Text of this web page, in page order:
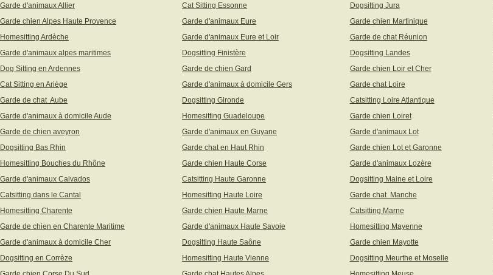
Garde d'animaux Allier
Cat Sitting Essonne Dogsitting Jura
Garde chien Alpes Haute Provence
Garde d'animaux Eure Garde chien Martinique
Homesitting Ardèche
Garde d'animaux Eure et Loir Garde de chat Réunion
Garde d'animaux alpes maritimes
Dogsitting Finistère Dogsitting Landes
Dog Sitting en Ardennes
Garde de chien Gard Garde chien Loir et Cher
Cat Sitting en Ariège
Garde d'animaux à domicile Gers Garde chat Loire
Garde de chat Aube
Dogsitting Gironde Catsitting Loire Atlantique
Garde d'animaux à domicile Aude
Homesitting Guadeloupe Garde chien Loiret
Garde de chien aveyron
Garde d'animaux en Guyane Garde d'animaux Lot
Dogsitting Bas Rhin
Garde chat en Haut Rhin Garde chien Lot et Garonne
Homesitting Bouches du Rhône
Garde chien Haute Corse Garde d'animaux Lozère
Garde d'animaux Calvados
Catsitting Haute Garonne Dogsitting Maine et Loire
Catsitting dans le Cantal
Homesitting Haute Loire Garde chat Manche
Homesitting Charente
Garde chien Haute Marne Catsitting Marne
Garde de chien en Charente Maritime
Garde d'animaux Haute Savoie Homesitting Mayenne
Garde d'animaux à domicile Cher
Dogsitting Haute Saône Garde chien Mayotte
Dogsitting en Corrèze
Homesitting Haute Vienne Dogsitting Meurthe et Moselle